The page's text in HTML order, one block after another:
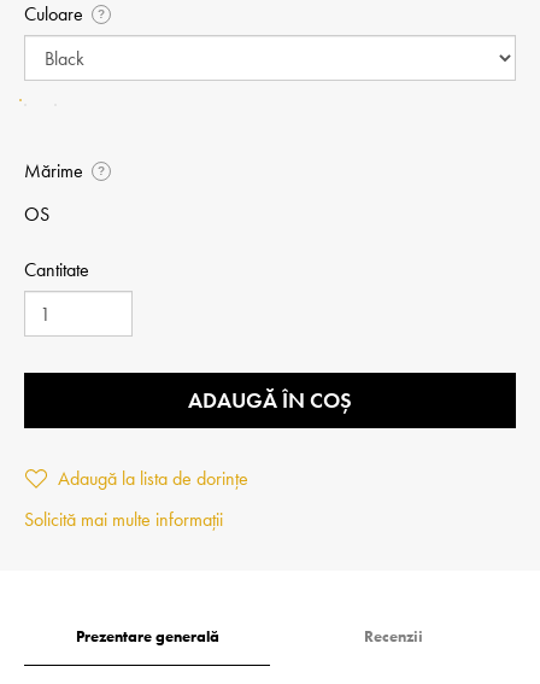
Culoare ?
Mărime ?
OS
Cantitate
ADAUGĂ ÎN COȘ
Adaugă la lista de dorințe
Solicită mai multe informații
Prezentare generală Recenzii